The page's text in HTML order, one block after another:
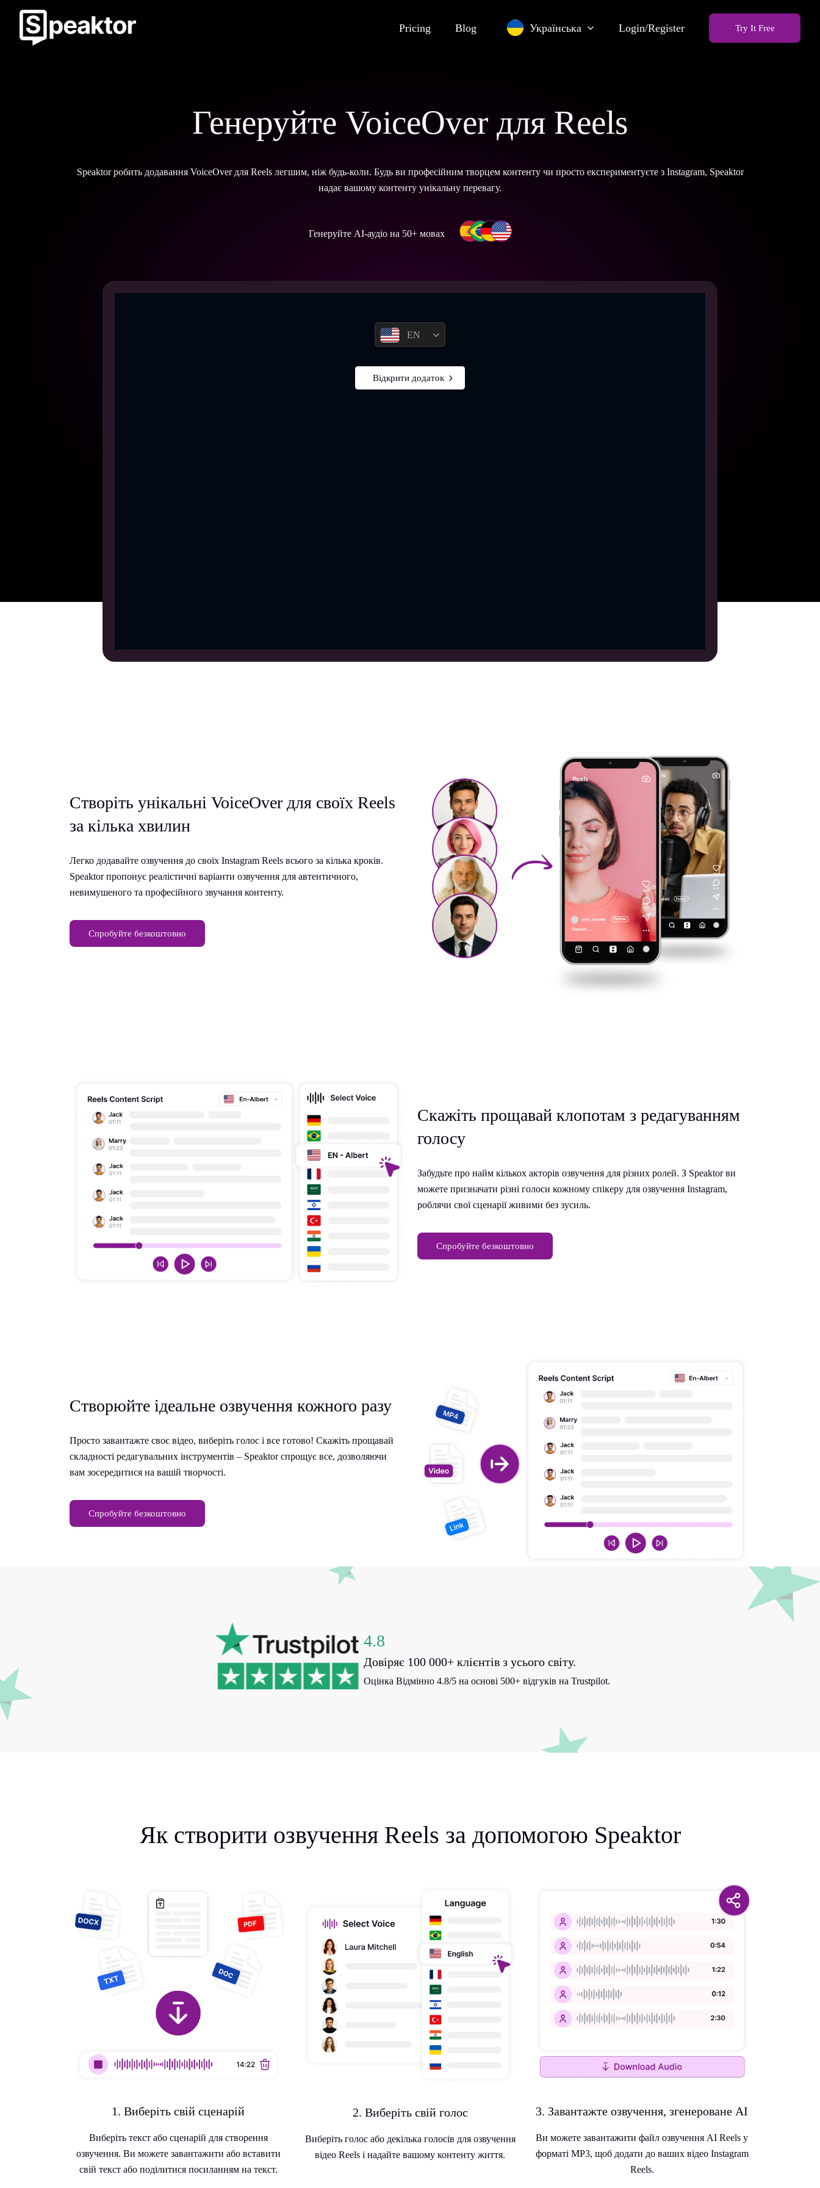
Pricing Blog Українська Login/Register Try It Free
Генеруйте VoiceOver для Reels
Speaktor робить додавання VoiceOver для Reels легшим, ніж будь-коли. Будь ви професійним творцем контенту чи просто експериментуєте з Instagram, Speaktor
надає вашому контенту унікальну перевагу.
Генеруйте AI-аудіо на 50+ мовах
EN
Відкрити додаток
Створіть унікальні VoiceOver для своїх Reels
за кілька хвилин
Легко додавайте озвучення до своїх Instagram Reels всього за кілька кроків.
Speaktor пропонує реалістичні варіанти озвучення для автентичного,
невимушеного та професійного звучання контенту.
Спробуйте безкоштовно
Скажіть прощавай клопотам з редагуванням
голосу
Забудьте про найм кількох акторів озвучення для різних ролей. З Speaktor ви
можете призначати різні голоси кожному спікеру для озвучення Instagram,
роблячи свої сценарії живими без зусиль.
Спробуйте безкоштовно
Створюйте ідеальне озвучення кожного разу
Просто завантажте своє відео, виберіть голос і все готово! Скажіть прощавай
складності редагувальних інструментів – Speaktor спрощує все, дозволяючи
вам зосередитися на вашій творчості.
Спробуйте безкоштовно
4.8
Довіряє 100 000+ клієнтів з усього світу.
Оцінка Відмінно 4.8/5 на основі 500+ відгуків на Trustpilot.
Як створити озвучення Reels за допомогою Speaktor
1. Виберіть свій сценарій
Виберіть текст або сценарій для створення
озвучення. Ви можете завантажити або вставити
свій текст або поділитися посиланням на текст.
2. Виберіть свій голос
Виберіть голос або декілька голосів для озвучення
відео Reels і надайте вашому контенту життя.
3. Завантажте озвучення, згенероване AI
Ви можете завантажити файл озвучення AI Reels у
форматі MP3, щоб додати до ваших відео Instagram
Reels.